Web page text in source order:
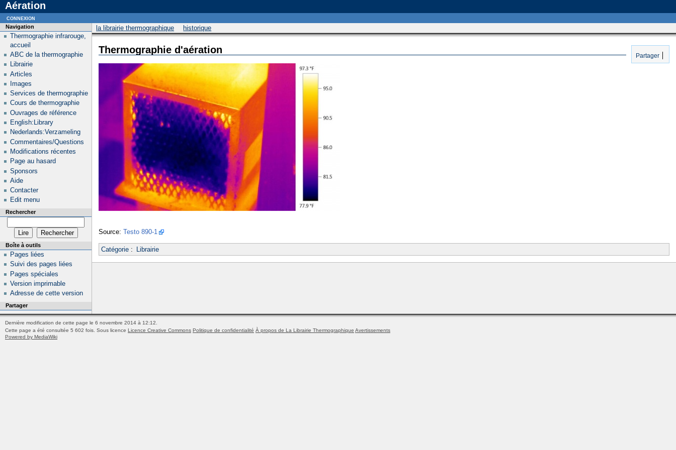
Aération
la librairie thermographique historique
Partager
Thermographie d'aération
Source: Testo 890-1
Catégorie: Librairie
Navigation
Thermographie infrarouge,
accueil
ABC de la thermographie
Librairie
Articles
Images
Services de thermographie
Cours de thermographie
Ouvrages de référence
English:Library
Nederlands:Verzameling
Commentaires/Questions
Modifications récentes
Page au hasard
Sponsors
Aide
Contacter
Edit menu
Rechercher
Boîte à outils
Pages liées
Suivi des pages liées
Pages spéciales
Version imprimable
Adresse de cette version
Partager
connexion
Dernière modification de cette page le 6 novembre 2014 à 12:12.
Cette page a été consultée 5 602 fois. Sous licence Licence Creative Commons Politique de confidentialité À propos de La Librairie Thermographique Avertissements
Powered by MediaWiki